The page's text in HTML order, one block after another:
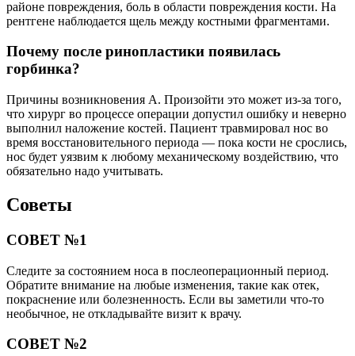
районе повреждения, боль в области повреждения кости. На
рентгене наблюдается щель между костными фрагментами.
Почему после ринопластики появилась
горбинка?
Причины возникновения А. Произойти это может из-за того,
что хирург во процессе операции допустил ошибку и неверно
выполнил наложение костей. Пациент травмировал нос во
время восстановительного периода — пока кости не срослись,
нос будет уязвим к любому механическому воздействию, что
обязательно надо учитывать.
Советы
СОВЕТ №1
Следите за состоянием носа в послеоперационный период.
Обратите внимание на любые изменения, такие как отек,
покраснение или болезненность. Если вы заметили что-то
необычное, не откладывайте визит к врачу.
СОВЕТ №2